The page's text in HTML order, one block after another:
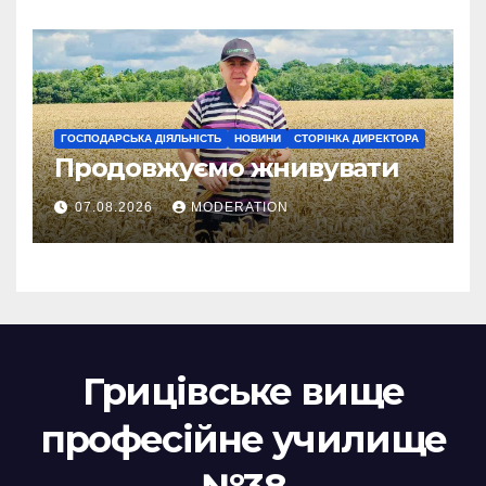
ГОСПОДАРСЬКА ДІЯЛЬНІСТЬ НОВИНИ СТОРІНКА ДИРЕКТОРА
Продовжуємо жнивувати
07.08.2026 MODERATION
Грицівське вище
професійне училище